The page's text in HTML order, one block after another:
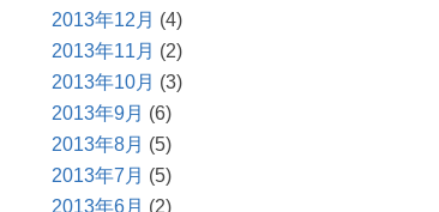
2013年12月 (4)
2013年11月 (2)
2013年10月 (3)
2013年9月 (6)
2013年8月 (5)
2013年7月 (5)
2013年6月 (2)